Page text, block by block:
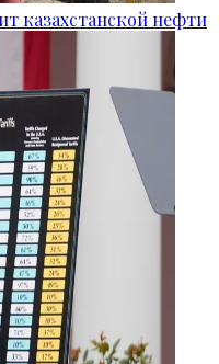
казахстанской нефти